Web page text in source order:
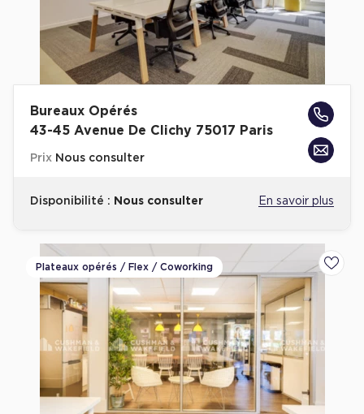
Bureaux Opérés
43-45 Avenue De Clichy 75017 Paris
Prix Nous consulter
Disponibilité : Nous consulter En savoir plus
Plateaux opérés / Flex / Coworking